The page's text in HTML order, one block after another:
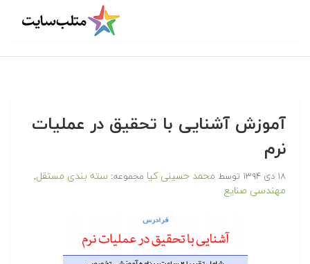
آموزش آشنایی با تحقیق در عملیات
نرم
۱۸ دی ۱۳۹۴ توسط محمد حسینی کیا مجموعه: سته بندی مستقل,
مهندسی صنایع